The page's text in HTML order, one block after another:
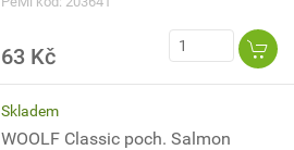
63 Kč
Skladem
WOOLF Classic poch. Salmon